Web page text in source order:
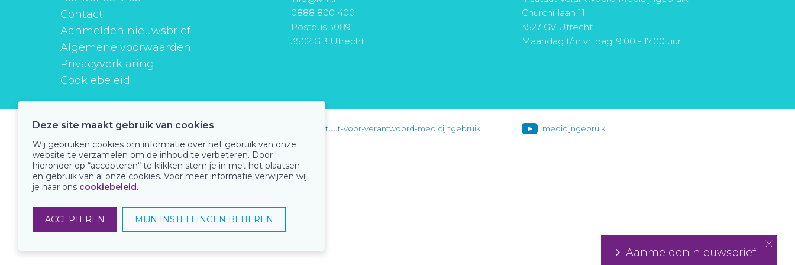
Contact
Aanmelden nieuwsbrief
Algemene voorwaarden
Privacyverklaring
Cookiebeleid
0888 800 400
Postbus 3089
3502 GB Utrecht
Churchilllaan 11
3527 GV Utrecht
Maandag t/m vrijdag: 9.00 - 17.00 uur
instituutverantwoordmedicijngebruik instituut-voor-verantwoord-medicijngebruik medicijngebruik
Onze keurmerken
Aanmelden nieuwsbrief
Deze site maakt gebruik van cookies
Wij gebruiken cookies om informatie over het gebruik van onze
website te verzamelen om de inhoud te verbeteren. Door
hieronder op “accepteren“ te klikken stem je in met het plaatsen
en gebruik van al onze cookies. Voor meer informatie verwijzen wij
je naar ons cookiebeleid.
ACCEPTEREN MIJN INSTELLINGEN BEHEREN